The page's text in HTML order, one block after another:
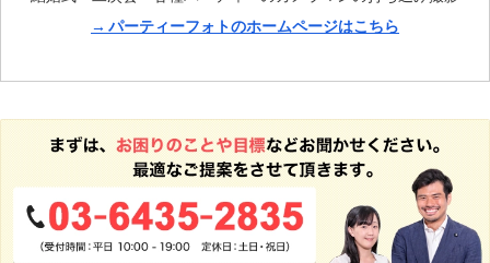
→ パーティーフォトのホームページはこちら